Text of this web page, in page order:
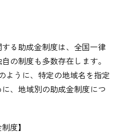
る助成金制度は、全国一律
の制度も多数存在します。
ように、特定の地域名を指定
、地域別の助成金制度につ
度】